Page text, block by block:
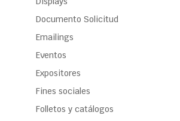
Documento Solicitud
Emailings
Eventos
Expositores
Fines sociales
Folletos y catálogos